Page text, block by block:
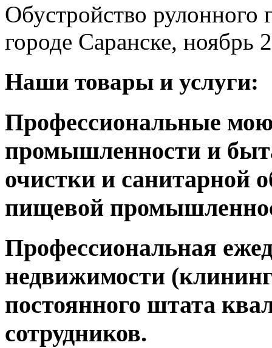
Обустройство
городе Саранске, ноябрь
Наши товары и услуги:
Профессиональные
промышленности и
очистки и санитарной
пищевой
Профессиональная
недвижимости
постоянного штата
сотрудников.